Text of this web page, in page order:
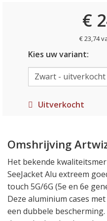
€
€ 23,74
Kies uw variant:
Uitverkocht
Omshrijving
Het bekende
SeeJacket Alu extreem
touch 5G/6G (5e en 6e
Deze aluminium cases
een dubbele